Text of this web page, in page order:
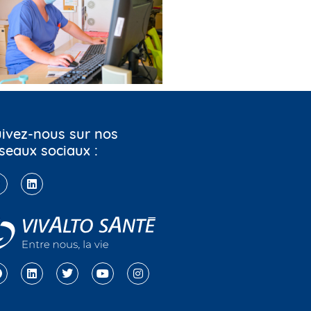
nous sur nos
sociaux :